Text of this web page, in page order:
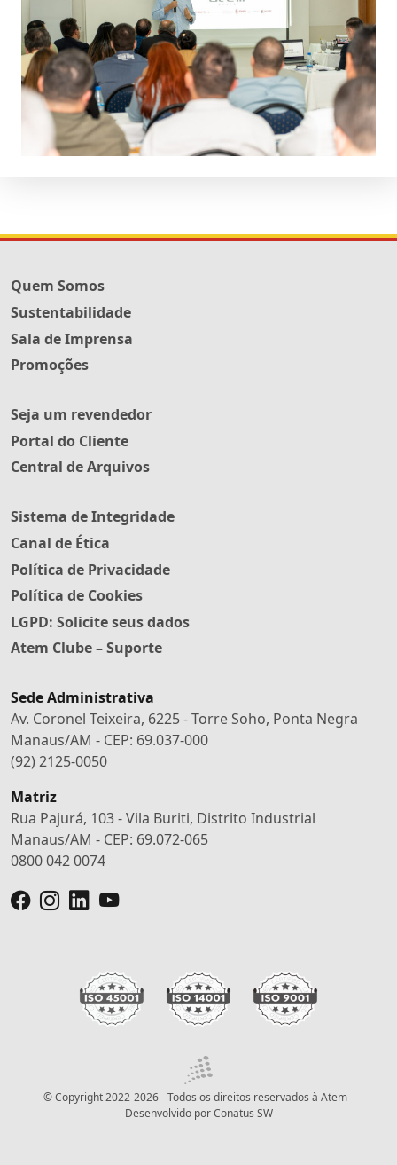
Quem Somos
Sustentabilidade
Sala de Imprensa
Promoções
Seja um revendedor
Portal do Cliente
Central de Arquivos
Sistema de Integridade
Canal de Ética
Política de Privacidade
Política de Cookies
LGPD: Solicite seus dados
Atem Clube – Suporte
Sede Administrativa
Av. Coronel Teixeira, 6225 - Torre Soho, Ponta Negra
Manaus/AM - CEP: 69.037-000
(92) 2125-0050
Matriz
Rua Pajurá, 103 - Vila Buriti, Distrito Industrial
Manaus/AM - CEP: 69.072-065
0800 042 0074
© Copyright 2022-2026 - Todos os direitos reservados à Atem -
Desenvolvido porConatus SW